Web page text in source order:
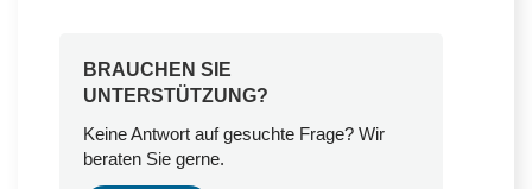
BRAUCHEN SIE
UNTERSTÜTZUNG?
Keine Antwort auf gesuchte Frage? Wir
beraten Sie gerne.